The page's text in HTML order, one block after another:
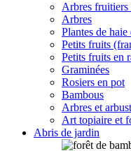
Arbres fruitiers
Arbres
Plantes de haie
Petits fruits
Petits fruits en
Graminées
Rosiers en pot
Bambous
Arbres et
Art topiaire et
Abris de jardin